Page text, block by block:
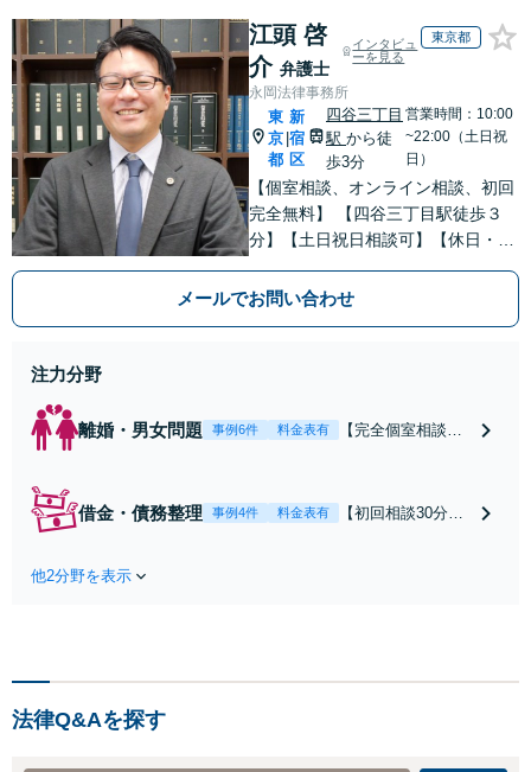
江頭 啓
介 弁護士
インタビュ
ーを見る
東京都
永岡法律事務所
東
京
都
新
宿
区
四谷三丁目
駅 から徒
歩3分
営業時間：10:00
~22:00（土日祝
日）
【個室相談、オンライン相談、初回
完全無料】 【四谷三丁目駅徒歩３
分】【土日祝日相談可】【休日・夜
ＧＢＴパートナーシップ契約書作
メールでお問い合わせ
注力分野
離婚・男女問題 事例6件 料金表有
【完全個室相談】
を解決に導きま
借金・債務整理 事例4件 料金表有
【初回相談30分無
因の借金もご相談
他2分野を表示
法律Q&Aを探す